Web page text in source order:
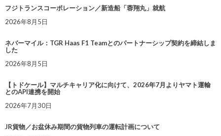
フジトランスコーポレーション／新造船「蓉翔丸」就航
2026年8月5日
ネバーマイル：TGR Haas F1 Teamとのパートナーシップ契約を締結しま
した
2026年8月5日
【トドケール】マルチキャリア化に向けて、2026年7月よりヤマト運輸
とのAPI連携を開始
2026年7月30日
JR貨物／お盆休み期間の貨物列車の運転計画について